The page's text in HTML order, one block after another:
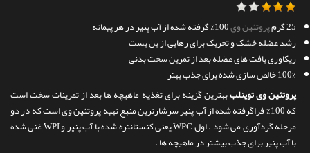
25 گرم پروتئین وی
رشد عضله خشک و تحریک برای رهایی از بن بست
ریکاوری بافت های عضله بعد از تمرین سخت بدنی
100% خالص سازی شده برای جذب بهتر
پروتئین وی توینلببهترین گزینه برای تغذیه ماهیچه ها بعد از تمرینات سخت است
که 100% فراگرفته شده از آب پنیر سرشارترین منبع تهیه پروتئین وی است که در دو
مرحله گردآوری می شود . اول WPC یعنی کنستانتره شده با آب پنیر و WPI غنی شده
با آب پنیر برای جذب بیشتر در ماهیچه ها .